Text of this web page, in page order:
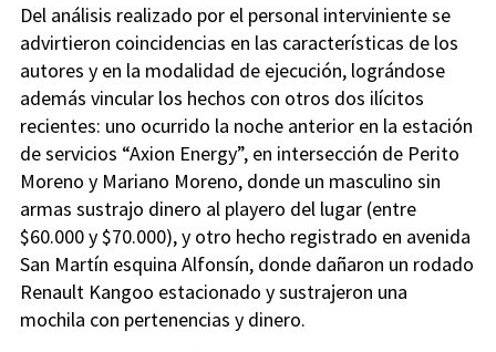
Del análisis realizado por el personal interviniente se
advirtieron coincidencias en las características de los
autores y en la modalidad de ejecución, lográndose
además vincular los hechos con otros dos ilícitos
recientes: uno ocurrido la noche anterior en la estación
de servicios “Axion Energy”, en intersección de Perito
Moreno y Mariano Moreno, donde un masculino sin
armas sustrajo dinero al playero del lugar (entre
$60.000 y $70.000), y otro hecho registrado en avenida
San Martín esquina Alfonsín, donde dañaron un rodado
Renault Kangoo estacionado y sustrajeron una
mochila con pertenencias y dinero.